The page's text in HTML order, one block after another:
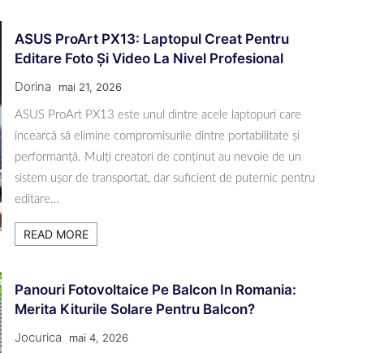
ASUS ProArt PX13: Laptopul Creat Pentru
Editare Foto Și Video La Nivel Profesional
Dorina mai 21, 2026
ASUS ProArt PX13 este unul dintre acele laptopuri care
încearcă să elimine compromisurile dintre portabilitate și
performanță. Mulți creatori de conținut au nevoie de un
sistem ușor de transportat, dar suficient de puternic pentru
editare…
READ MORE
Panouri Fotovoltaice Pe Balcon In Romania:
Merita Kiturile Solare Pentru Balcon?
Jocurica mai 4, 2026